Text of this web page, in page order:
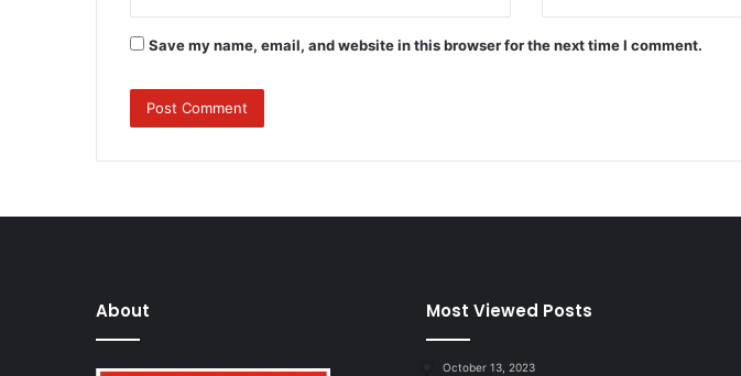
Save my name, email, and website in this browser for the next time I comment.
About Most Viewed Posts
October 13, 2023